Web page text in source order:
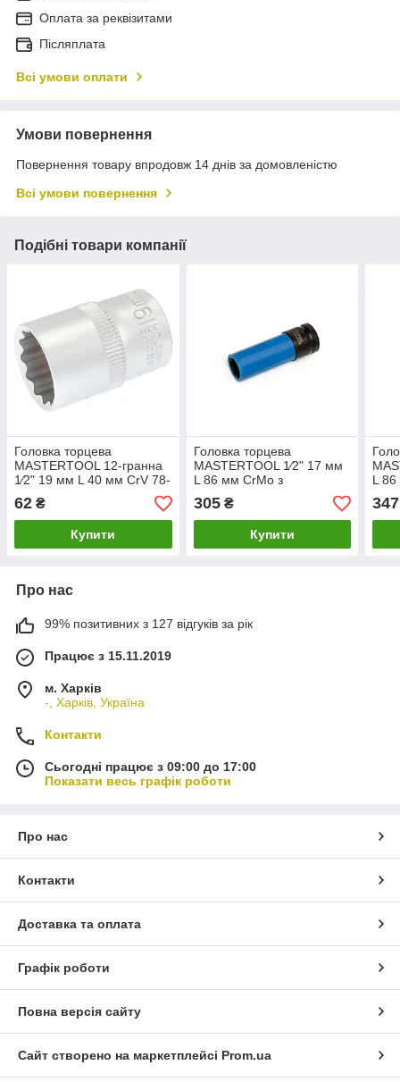
Оплата за реквізитами
Післяплата
Всі умови оплати
Умови повернення
Повернення товару впродовж 14 днів за домовленістю
Всі умови повернення
Подібні товари компанії
Головка торцева
MASTERTOOL 12-гранна
1⁄2" 19 мм L 40 мм CrV 78-
0619
62 ₴
Купити
Головка торцева
MASTERTOOL 1⁄2" 17 мм
L 86 мм CrMo з
пластиковим захистом для
алюмінієвих дисків 78-
1517
305₴
Купити
L
347
Про нас
99% позитивних з 127 відгуків за рік
Працює з 15.11.2019
м. Харків
-, Харків, Україна
Контакти
Сьогодні працює з 09:00 до 17:00
Показати весь графік роботи
Про нас
Контакти
Доставка та оплата
Графік роботи
Повна версія сайту
Сайт створено на маркетплейсі Prom.ua